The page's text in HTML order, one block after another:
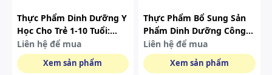
Thực Phẩm Dinh Dưỡng Y
Học Cho Trẻ 1-10 Tuổi:
Pediasure Vani 1,6kg
Liên hệ để mua
Xem sản phẩm
Thực Phẩm Bổ Sung Sản
Phẩm Dinh Dưỡng Công
Thức Cho Trẻ Từ 1 Đến 3
Tuổi: Meiji 1-3 Years Old
Growing Up Formula
Liên hệ để mua
Xem sản phẩm